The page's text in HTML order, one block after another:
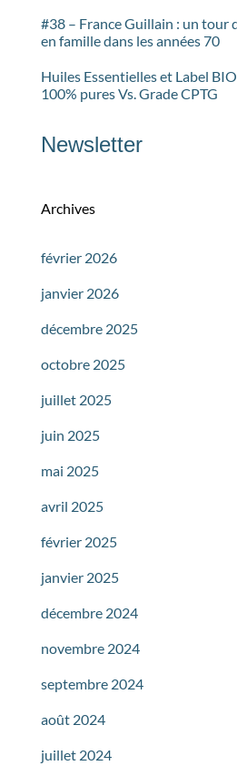
#38 – France Guillain : un tour
en famille dans les années 70
Huiles Essentielles et Label
100% pures Vs. Grade CPTG
Newsletter
Archives
février 2026
janvier 2026
décembre 2025
octobre 2025
juillet 2025
juin 2025
mai 2025
avril 2025
février 2025
janvier 2025
décembre 2024
novembre 2024
septembre 2024
août 2024
juillet 2024